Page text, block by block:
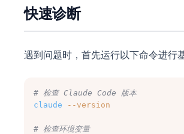
快速诊断
遇到问题时，首先运行以下命令进行
# 检查 Claude Code 版本
claude
--version
# 检查环境变量